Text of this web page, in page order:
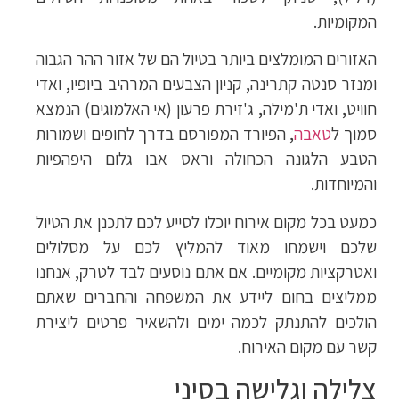
המקומיות.
האזורים המומלצים ביותר בטיול הם של אזור ההר הגבוה
ומנזר סנטה קתרינה, קניון הצבעים המרהיב ביופיו, ואדי
חוויט, ואדי ת'מילה, ג'זירת פרעון (אי האלמוגים) הנמצא
סמוך לטאבה, הפיורד המפורסם בדרך לחופים ושמורות
הטבע הלגונה הכחולה וראס אבו גלום היפהפיות
והמיוחדות.
כמעט בכל מקום אירוח יוכלו לסייע לכם לתכנן את הטיול
שלכם וישמחו מאוד להמליץ לכם על מסלולים
ואטרקציות מקומיים. אם אתם נוסעים לבד לטרק, אנחנו
ממליצים בחום ליידע את המשפחה והחברים שאתם
הולכים להתנתק לכמה ימים ולהשאיר פרטים ליצירת
קשר עם מקום האירוח.
צלילה וגלישה בסיני